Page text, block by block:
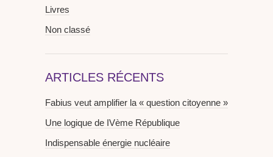
Livres
Non classé
ARTICLES RÉCENTS
Fabius veut amplifier la « question citoyenne »
Une logique de IVème République
Indispensable énergie nucléaire